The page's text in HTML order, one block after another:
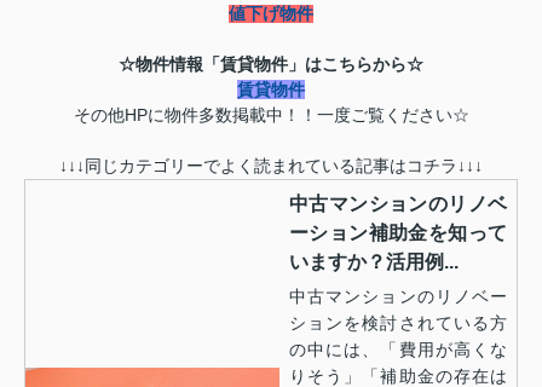
値下げ物件
☆物件情報「賃貸物件」はこちらから☆
賃貸物件
その他HPに物件多数掲載中！！一度ご覧ください☆
↓↓↓同じカテゴリーでよく読まれている記事はコチラ↓↓↓
中古マンションのリノベ
ーション補助金を知って
いますか？活用例...
中古マンションのリノベー
ションを検討されている方
の中には、「費用が高くな
りそう」「補助金の存在は